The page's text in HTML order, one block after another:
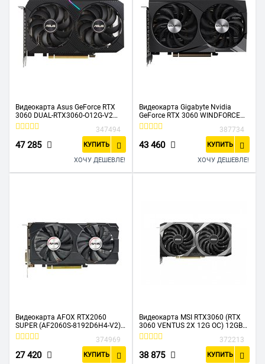
Видеокарта Asus GeForce RTX
3060 DUAL-RTX3060-O12G-V2
192 GDDR6
1837/15000/HDMIx1/DPx3/HDC
P Ret
347494
47 285 КУПИТЬ
ХОЧУ ДЕШЕВЛЕ!
Видеокарта Gigabyte Nvidia
GeForce RTX 3060 WINDFORCE
OC (GV-N3060WF2OC-12GD)
12288Mb PCI-E 4.0 192 GDDR6
1792/15000 HDMIx2 DPx2 HDCP
Ret
387734
43 460 КУПИТЬ
ХОЧУ ДЕШЕВЛЕ!
Видеокарта AFOX RTX2060
SUPER (AF2060S-8192D6H4-V2)
8GB GAMING GDDR6 256Bit ATX
374969
27 420 КУПИТЬ
Видеокарта MSI RTX3060 (RTX
3060 VENTUS 2X 12G OC) 12GB
GDDR6
372213
38 875 КУПИТЬ